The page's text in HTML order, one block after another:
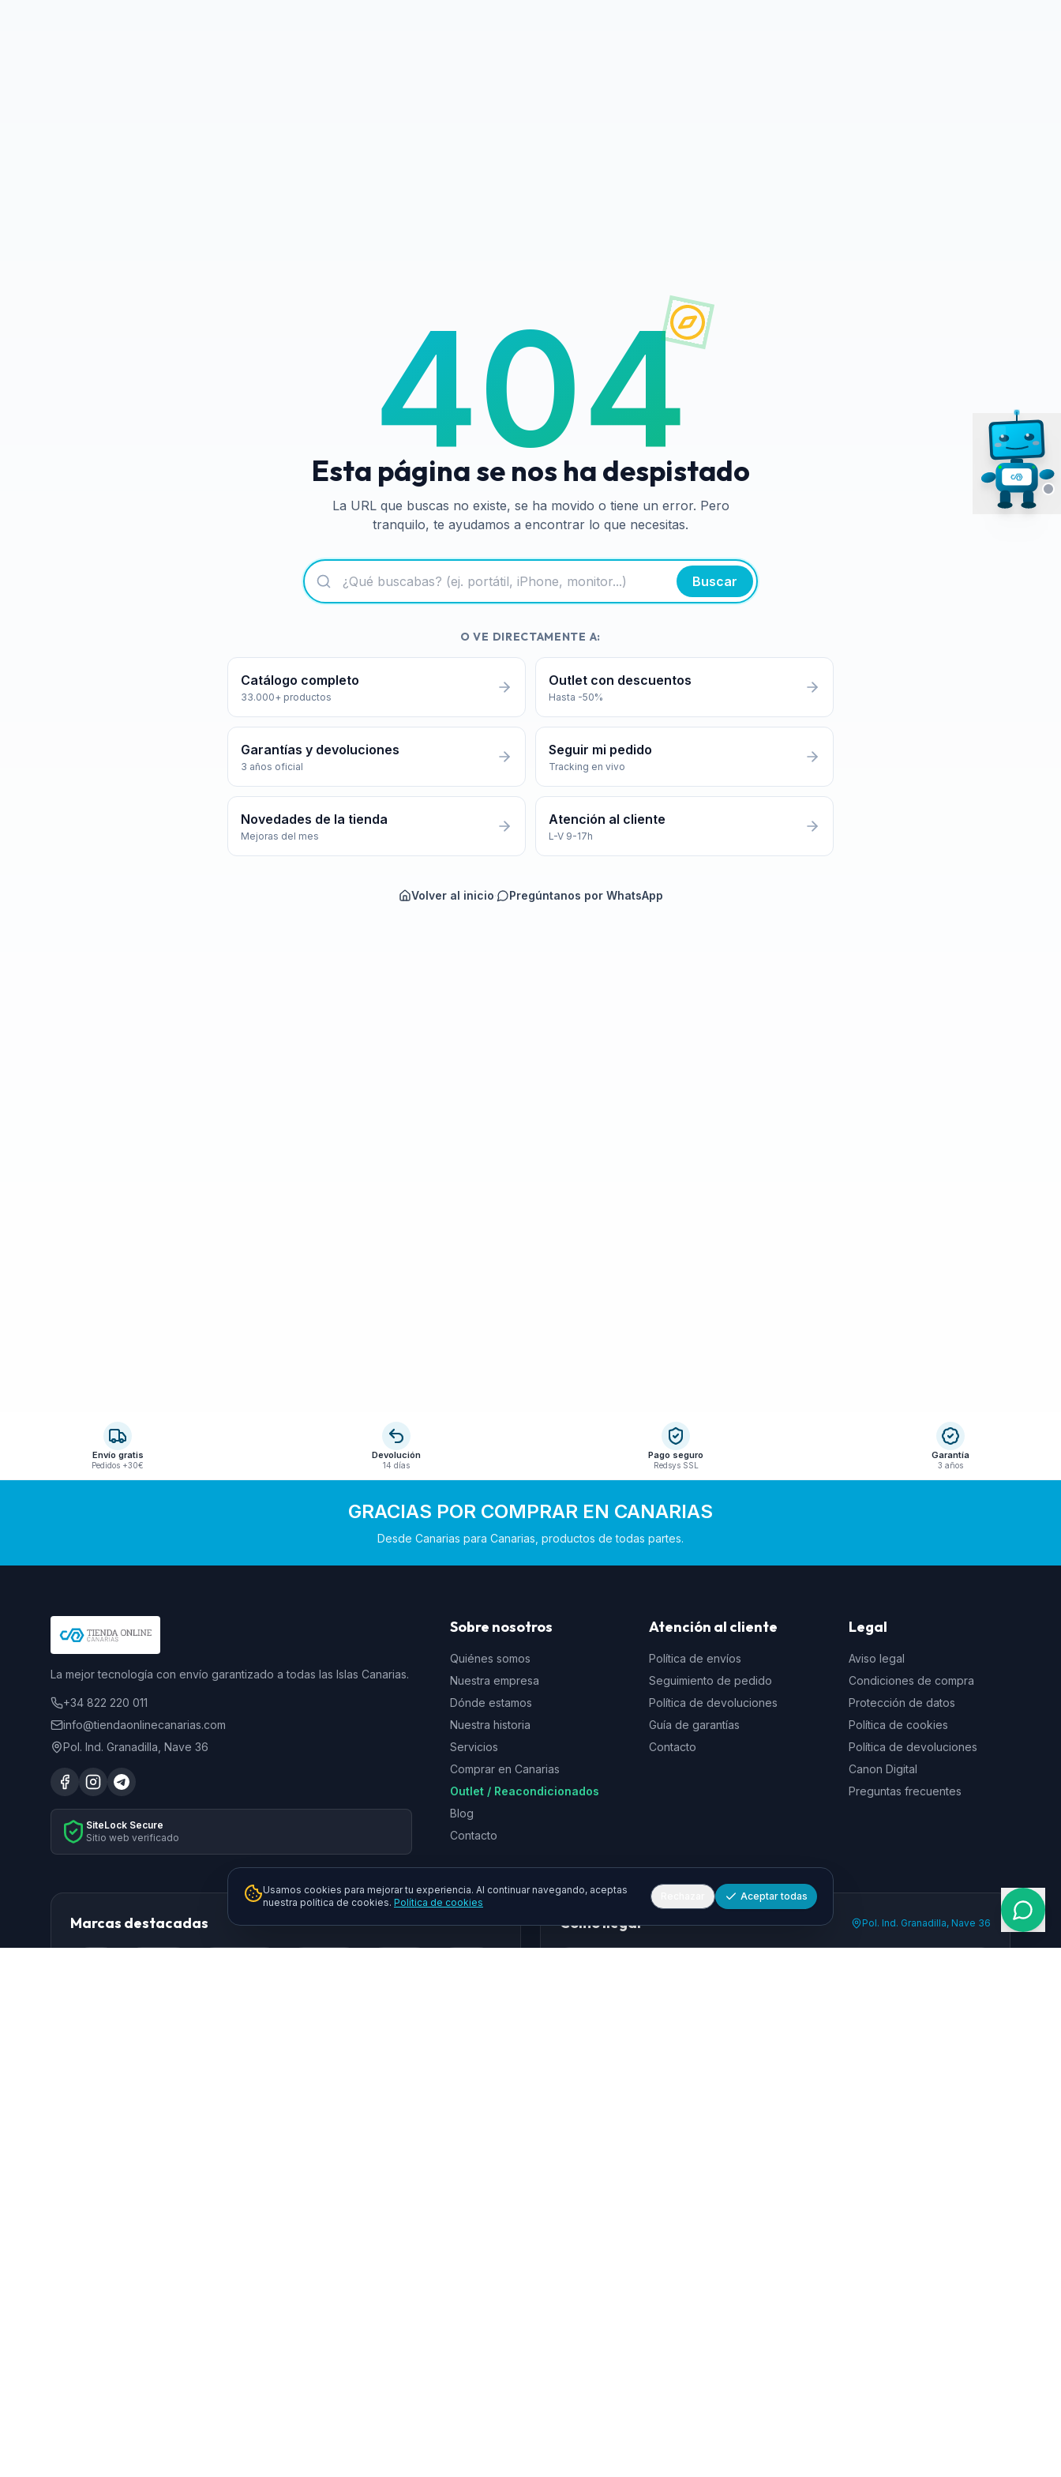
404
Esta página se nos ha despistado
La URL que buscas no existe, se ha movido o tiene un error. Pero
tranquilo, te ayudamos a encontrar lo que necesitas.
Buscar
O VE DIRECTAMENTE A:
Catálogo completo
33.000+ productos
Outlet con descuentos
Hasta -50%
Garantías y devoluciones
3 años oficial
Seguir mi pedido
Tracking en vivo
Novedades de la tienda
Mejoras del mes
Atención al cliente
L-V 9-17h
Volver al inicio· Pregúntanos por WhatsApp
Envío gratis
Pedidos +30€
Devolución
14 días
Pago seguro
Redsys SSL
Garantía
3 años
GRACIAS POR COMPRAR EN CANARIAS
Desde Canarias para Canarias, productos de todas partes.
La mejor tecnología con envío garantizado a todas las Islas Canarias.
+34 822 220 011
info@tiendaonlinecanarias.com
Pol. Ind. Granadilla, Nave 36
SiteLock Secure
Sitio web verificado
Sobre nosotros
Quiénes somos
Nuestra empresa
Dónde estamos
Nuestra historia
Servicios
Comprar en Canarias
Outlet / Reacondicionados
Blog
Contacto
Atención al cliente
Política de envíos
Seguimiento de pedido
Política de devoluciones
Guía de garantías
Contacto
Legal
Aviso legal
Condiciones de compra
Protección de datos
Política de cookies
Política de devoluciones
Canon Digital
Preguntas frecuentes
Marcas destacadas Cómo llegar Pol. Ind. Granadilla, Nave 36
Usamos cookies para mejorar tu experiencia. Al continuar navegando, aceptas
nuestra política de cookies. Política de cookies
Aceptar todas